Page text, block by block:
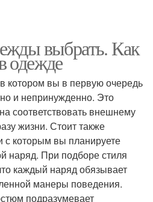
выбрать. Как
одежде
котором вы в первую очередь
и непринужденно. Это
соответствовать внешнему
жизни. Стоит также
с которым вы планируете
наряд. При подборе стиля
каждый наряд обязывает
манеры поведения.
подразумевает